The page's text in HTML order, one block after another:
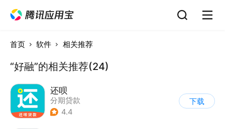
首页 软件 相关推荐
“好融”的相关推荐(24)
还呗
分期贷款
4.4
下载